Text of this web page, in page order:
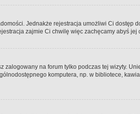
Jednakże rejestracja umożliwi Ci
zajmie Ci chwilę więc zachęcamy abyś jej
zalogowany na forum tylko podczas tej wizyty.
komputera, np. w bibliotece,